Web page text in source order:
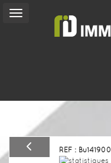
Vacances
Service
REF : Bu141900